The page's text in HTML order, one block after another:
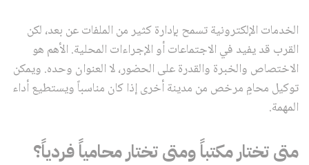
الخدمات الإلكترونية تسمح بإدارة كثير من الملفات عن بعد، لكن
القرب قد يفيد في الاجتماعات أو الإجراءات المحلية. الأهم هو
الاختصاص والخبرة والقدرة على الحضور، لا العنوان وحده. ويمكن
توكيل محامٍ مرخص من مدينة أخرى إذا كان مناسباً ويستطيع أداء
المهمة.
متى تختار مكتباً ومتى تختار محامياً فردياً؟